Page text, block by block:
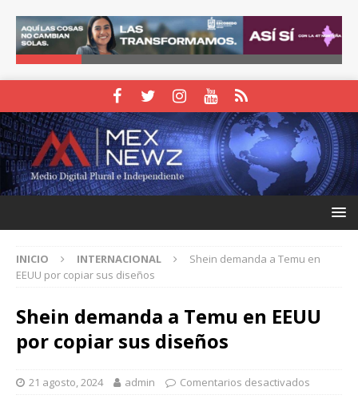
INICIO INTERNACIONAL
Shein demanda a Temu en
EEUU por copiar sus diseños
Shein demanda a Temu en EEUU
por copiar sus diseños
21 agosto, 2024 admin Comentarios desactivados